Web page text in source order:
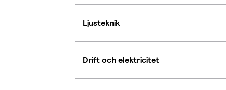
Ljusteknik
Drift och elektricitet